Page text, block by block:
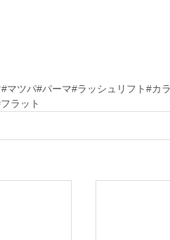
ツパ#パーマ#ラッシュリフト#カ
ラット